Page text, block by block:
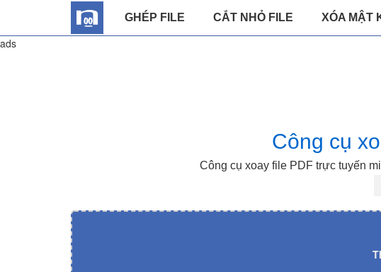
GHÉP FILE CẮT NHỎ FILE XÓA MẬT
ads
Công cụ
Công cụ xoay file PDF trực tuyến